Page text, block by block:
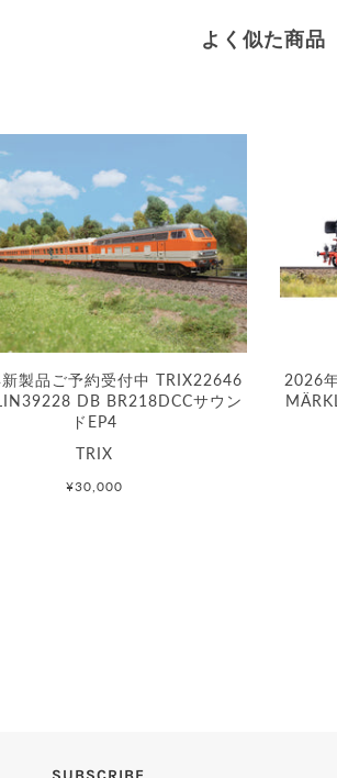
よく似た商品
製品ご予約受付中 TRIX22646
DB BR218DCCサウン
ドEP4
TRIX
¥30,000
2026